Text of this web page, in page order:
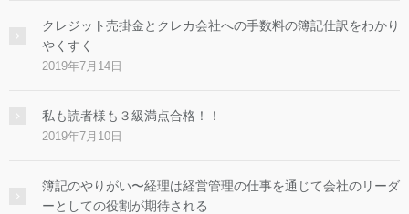
クレジット売掛金とクレカ会社への手数料の簿記仕訳をわかり
やくすく
2019年7月14日
私も読者様も３級満点合格！！
2019年7月10日
簿記のやりがい〜経理は経営管理の仕事を通じて会社のリーダ
ーとしての役割が期待される